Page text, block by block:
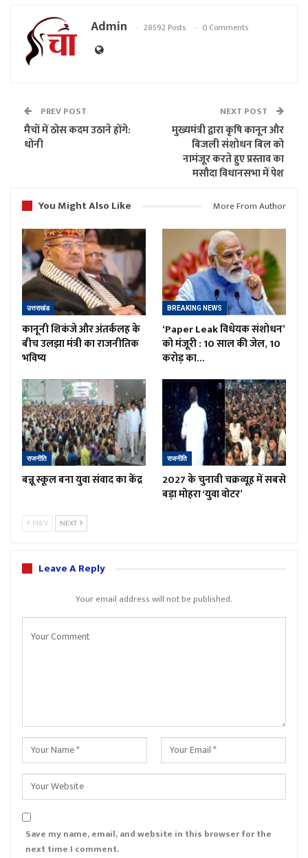
Admin 28592 Posts 0 Comments
PREV POST
मैचों में ठोस कदम उठाने होंगे:
धोनी
NEXT POST
मुख्यमंत्री द्वारा कृषि कानून और
बिजली संशोधन बिल को
नामंजूर करते हुए प्रस्ताव का
मसौदा विधानसभा में पेश
You Might Also Like
More From Author
उत्तराखंड
कानूनी शिकंजे और अंतर्कलह के
बीच उलझा मंत्री का राजनीतिक
भविष्य
BREAKING NEWS
‘Paper Leak विधेयक संशोधन’
को मंजूरी : 10 साल की जेल, 10
करोड़ का…
राजनीति
बन्नू स्कूल बना युवा संवाद का केंद्र
राजनीति
2027 के चुनावी चक्रव्यूह में सबसे
बड़ा मोहरा ‘युवा वोटर’
PREV NEXT
Leave A Reply
Your email address will not be published.
Save my name, email, and website in this browser for the
next time I comment.